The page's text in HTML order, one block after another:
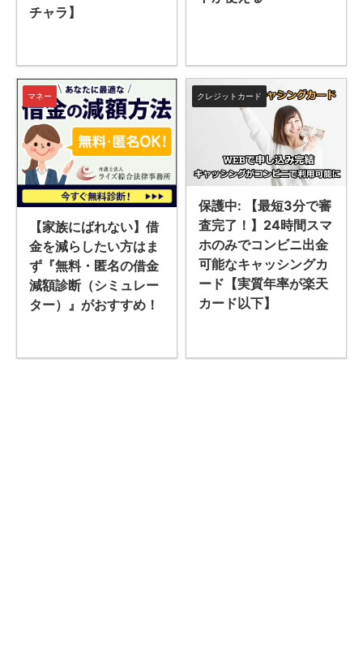
チャラ】
マネー
【家族にばれない】借
金を減らしたい方はま
ず『無料・匿名の借金
減額診断（シミュレー
ター）』がおすすめ！
クレジットカード
保護中: 【最短3分で審
査完了！】24時間スマ
ホのみでコンビニ出金
可能なキャッシングカ
ード【実質年率が楽天
カード以下】